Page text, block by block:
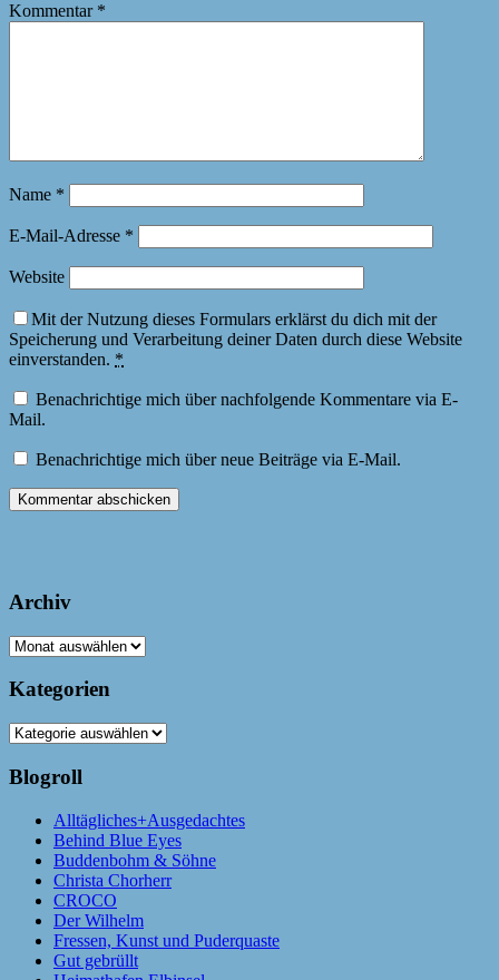
Kommentar *
Name *
E-Mail-Adresse *
Website
Mit der Nutzung dieses Formulars erklärst du dich mit der
Speicherung und Verarbeitung deiner Daten durch diese Website
einverstanden. *
Benachrichtige mich über nachfolgende Kommentare via E-
Mail.
Benachrichtige mich über neue Beiträge via E-Mail.
Archiv
Archiv
Kategorien
Kategorien
Blogroll
Alltägliches+Ausgedachtes
Behind Blue Eyes
Buddenbohm & Söhne
Christa Chorherr
CROCO
Der Wilhelm
Fressen, Kunst und Puderquaste
Gut gebrüllt